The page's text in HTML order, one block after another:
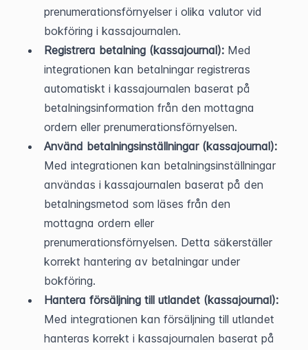
prenumerationsförnyelser i olika valutor vid
bokföring i kassajournalen.
Registrera betalning (kassajournal): Med
integrationen kan betalningar registreras
automatiskt i kassajournalen baserat på
betalningsinformation från den mottagna
ordern eller prenumerationsförnyelsen.
Använd betalningsinställningar (kassajournal):
Med integrationen kan betalningsinställningar
användas i kassajournalen baserat på den
betalningsmetod som läses från den
mottagna ordern eller
prenumerationsförnyelsen. Detta säkerställer
korrekt hantering av betalningar under
bokföring.
Hantera försäljning till utlandet (kassajournal):
Med integrationen kan försäljning till utlandet
hanteras korrekt i kassajournalen baserat på